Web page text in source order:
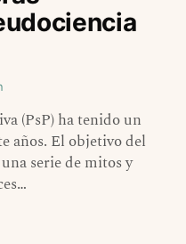
(PsP) ha tenido un
años. El objetivo del
serie de mitos y